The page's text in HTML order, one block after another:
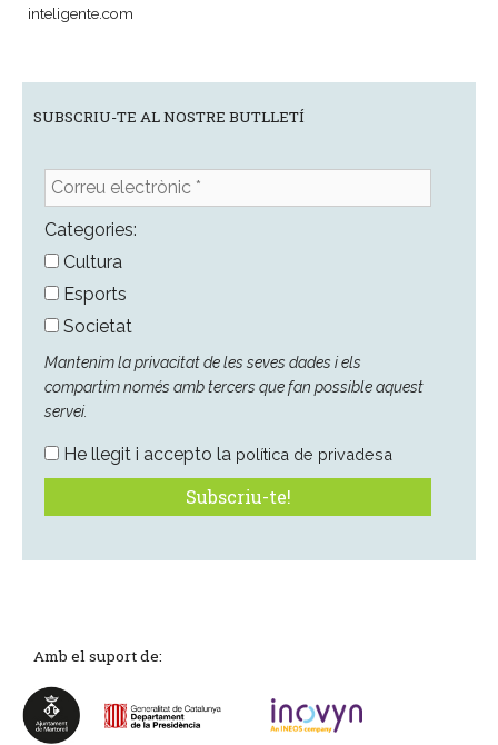
SUBSCRIU-TE AL NOSTRE BUTLLETÍ
Correu
electrònic
*Categories:
Cultura
Esports
Societat
Mantenim la privacitat de les seves dades i els
compartim només amb tercers que fan possible aquest
servei.
He llegit i accepto la política de privadesa
Amb el suport de: